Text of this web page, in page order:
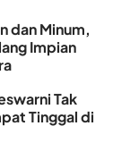
dan Minum,
Impian
Tak
Tinggal di